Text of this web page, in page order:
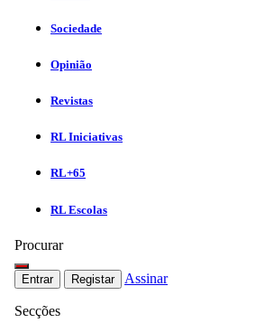
Sociedade
Opinião
Revistas
RL Iniciativas
RL+65
RL Escolas
Procurar
Entrar Registar Assinar
Secções